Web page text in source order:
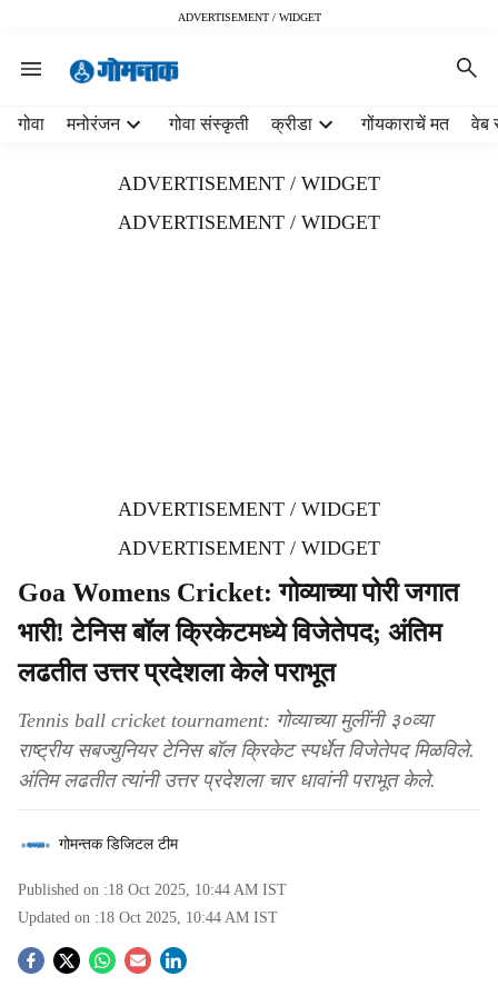
ADVERTISEMENT / WIDGET
गोवा मनोरंजन गोवा संस्कृती क्रीडा गोंयकाराचें मत वेब
ADVERTISEMENT / WIDGET
ADVERTISEMENT / WIDGET
ADVERTISEMENT / WIDGET
ADVERTISEMENT / WIDGET
Goa Womens Cricket: गोव्याच्या पोरी जगात
भारी! टेनिस बॉल क्रिकेटमध्ये विजेतेपद; अंतिम
लढतीत उत्तर प्रदेशला केले पराभूत
Tennis ball cricket tournament: गोव्याच्या मुलींनी ३०व्या
राष्ट्रीय सबज्युनियर टेनिस बॉल क्रिकेट स्पर्धेत विजेतेपद मिळविले.
अंतिम लढतीत त्यांनी उत्तर प्रदेशला चार धावांनी पराभूत केले.
गोमन्तक डिजिटल टीम
Published on :18 Oct 2025, 10:44 AM IST
Updated on :18 Oct 2025, 10:44 AM IST
S